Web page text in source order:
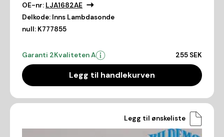
OE-nr: LJA1682AE
Delkode: Inns Lambdasonde
null: K777855
Garanti 2Kvaliteten A 255 SEK
Legg til handlekurven
Legg til ønskeliste